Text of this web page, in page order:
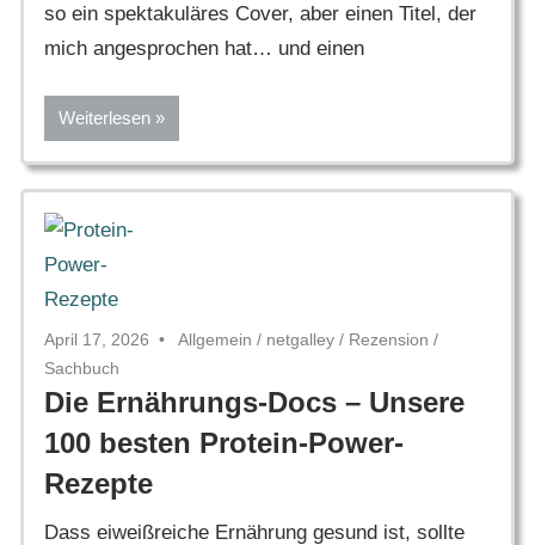
so ein spektakuläres Cover, aber einen Titel, der
mich angesprochen hat… und einen
Weiterlesen
April 17, 2026 Allgemein / netgalley / Rezension /
Sachbuch
Die Ernährungs-Docs – Unsere
100 besten Protein-Power-
Rezepte
Dass eiweißreiche Ernährung gesund ist, sollte